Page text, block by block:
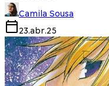
Camila Sousa
23.abr.25